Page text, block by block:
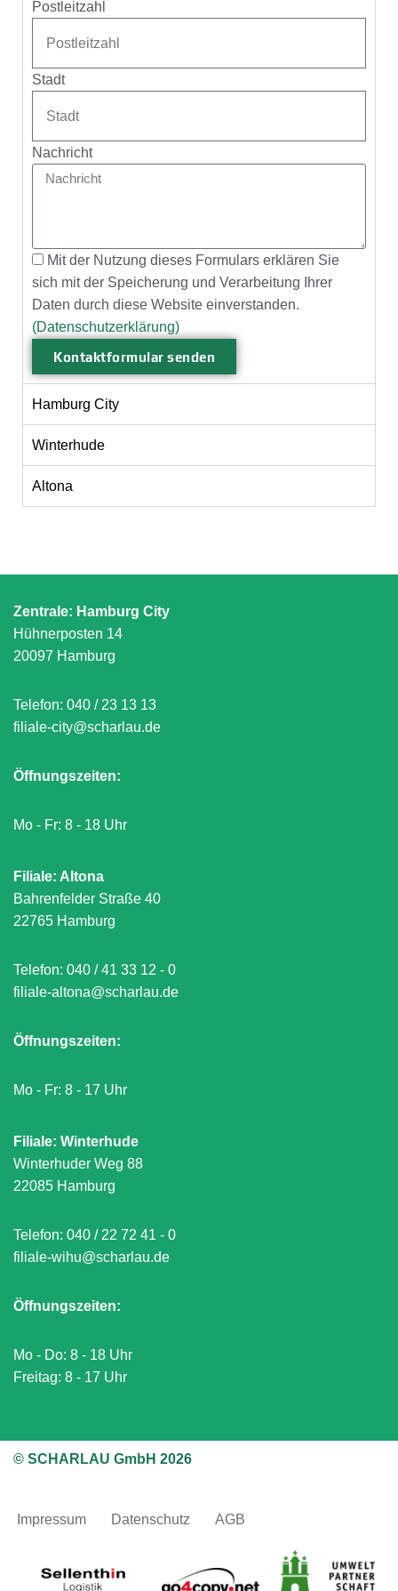
Postleitzahl
Stadt
Nachricht
Mit der Nutzung dieses Formulars erklären Sie
sich mit der Speicherung und Verarbeitung Ihrer
Daten durch diese Website einverstanden.
(Datenschutzerklärung)
Kontaktformular senden
Hamburg City
Winterhude
Altona
Zentrale: Hamburg City
Hühnerposten 14
20097 Hamburg
Telefon: 040 / 23 13 13
filiale-city@scharlau.de
Öffnungszeiten:
Mo - Fr: 8 - 18 Uhr
Filiale: Altona
Bahrenfelder Straße 40
22765 Hamburg
Telefon: 040 / 41 33 12 - 0
filiale-altona@scharlau.de
Öffnungszeiten:
Mo - Fr: 8 - 17 Uhr
Filiale: Winterhude
Winterhuder Weg 88
22085 Hamburg
Telefon: 040 / 22 72 41 - 0
filiale-wihu@scharlau.de
Öffnungszeiten:
Mo - Do: 8 - 18 Uhr
Freitag: 8 - 17 Uhr
© SCHARLAU GmbH 2026
Impressum Datenschutz AGB